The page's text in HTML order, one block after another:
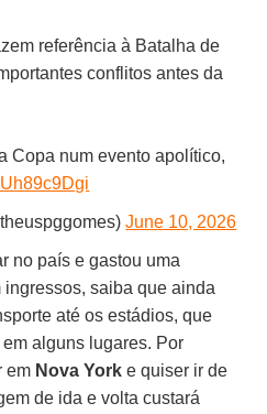
referência à Batalha de
conflitos antes da
Copa num evento apolítico,
June 10, 2026
no país e gastou uma
saiba que ainda
até os estádios, que
alguns lugares. Por
em Nova York e quiser ir de
de ida e volta custará